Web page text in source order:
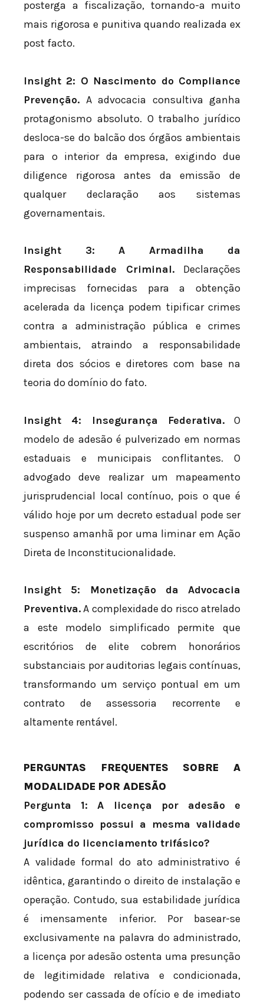
posterga a fiscalização, tornando-a muito
mais rigorosa e punitiva quando realizada ex
post facto.
Insight 2: O Nascimento do Compliance
Prevenção. A advocacia consultiva ganha
protagonismo absoluto. O trabalho jurídico
desloca-se do balcão dos órgãos ambientais
para o interior da empresa, exigindo due
diligence rigorosa antes da emissão de
qualquer declaração aos sistemas
governamentais.
Insight 3: A Armadilha da
Responsabilidade Criminal. Declarações
imprecisas fornecidas para a obtenção
acelerada da licença podem tipificar crimes
contra a administração pública e crimes
ambientais, atraindo a responsabilidade
direta dos sócios e diretores com base na
teoria do domínio do fato.
Insight 4: Insegurança Federativa.O
modelo de adesão é pulverizado em normas
estaduais e municipais conflitantes. O
advogado deve realizar um mapeamento
jurisprudencial local contínuo, pois o que é
válido hoje por um decreto estadual pode ser
suspenso amanhã por uma liminar em Ação
Direta de Inconstitucionalidade.
Insight 5: Monetização da Advocacia
Preventiva.A complexidade do risco atrelado
a este modelo simplificado permite que
escritórios de elite cobrem honorários
substanciais por auditorias legais contínuas,
transformando um serviço pontual em um
contrato de assessoria recorrente e
altamente rentável.
PERGUNTAS FREQUENTES SOBRE A
MODALIDADE POR ADESÃO
Pergunta 1: A licença por adesão e
compromisso possui a mesma validade
jurídica do licenciamento trifásico?
A validade formal do ato administrativo é
idêntica, garantindo o direito de instalação e
operação. Contudo, sua estabilidade jurídica
é imensamente inferior. Por basear-se
exclusivamente na palavra do administrado,
a licença por adesão ostenta uma presunção
de legitimidade relativa e condicionada,
podendo ser cassada de ofício e de imediato